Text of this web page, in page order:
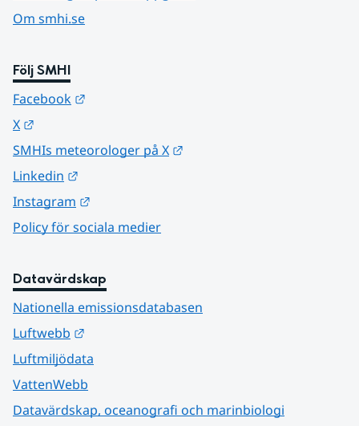
Om smhi.se
Följ SMHI
Facebook
X
SMHIs meteorologer på X
Linkedin
Instagram
Policy för sociala medier
Datavärdskap
Nationella emissionsdatabasen
Luftwebb
Luftmiljödata
VattenWebb
Datavärdskap, oceanografi och marinbiologi